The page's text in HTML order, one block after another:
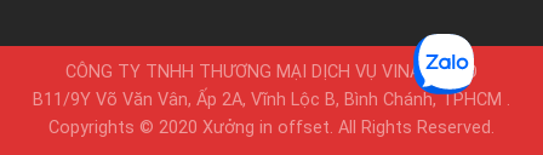
CÔNG TY TNHH THƯƠNG MẠI DỊCH VỤ VINANETCO
B11/9Y Võ Văn Vân, Ấp 2A, Vĩnh Lộc B, Bình Chánh, TPHCM .
Copyrights © 2020 Xưởng in offset. All Rights Reserved.